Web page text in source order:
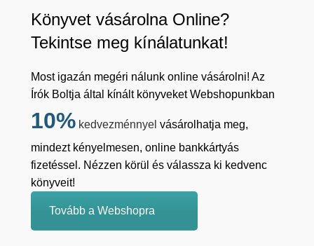
Könyvet vásárolna Online?
Tekintse meg kínálatunkat!
Most igazán megéri nálunk online vásárolni! Az
Írók Boltja által kínált könyveket Webshopunkban
10% kedvezménnyel vásárolhatja meg,
mindezt kényelmesen, online bankkártyás
fizetéssel. Nézzen körül és válassza ki kedvenc
könyveit!
Tovább a Webshopra